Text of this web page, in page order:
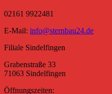
02161 9922481
E-Mail: info@sternbau24.de
Filiale Sindelfingen
Grabenstraße 33
71063 Sindelfingen
Öffnungszeiten: